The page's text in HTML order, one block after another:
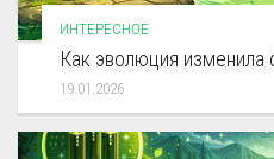
ИНТЕРЕСНОЕ
Как эволюция
19.01.2026